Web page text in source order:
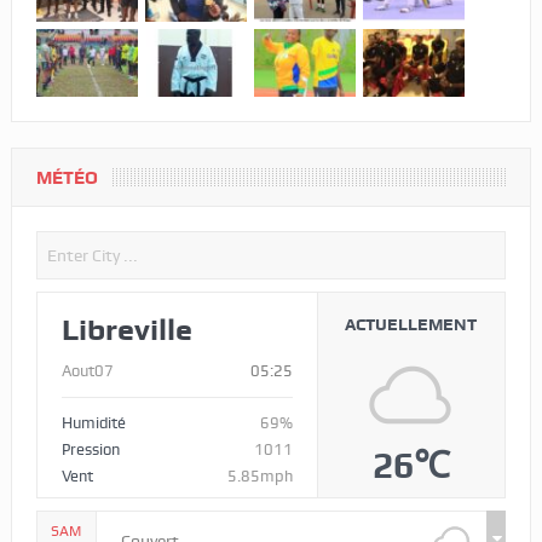
MÉTÉO
Libreville
Aout07 05:25
Humidité
69%
Pression
1011
Vent
5.85mph
ACTUELLEMENT
26℃
SAM